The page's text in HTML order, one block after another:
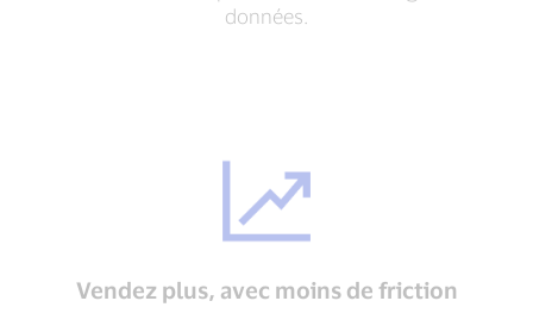
données.
Vendez plus, avec moins de friction